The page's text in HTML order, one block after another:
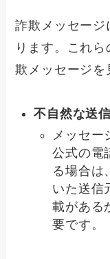
詐欺メッセージ
ります。これ
欺メッセージを
不自然な送
メッセー
公式の電
る場合は
いた送信
載がある
要です。